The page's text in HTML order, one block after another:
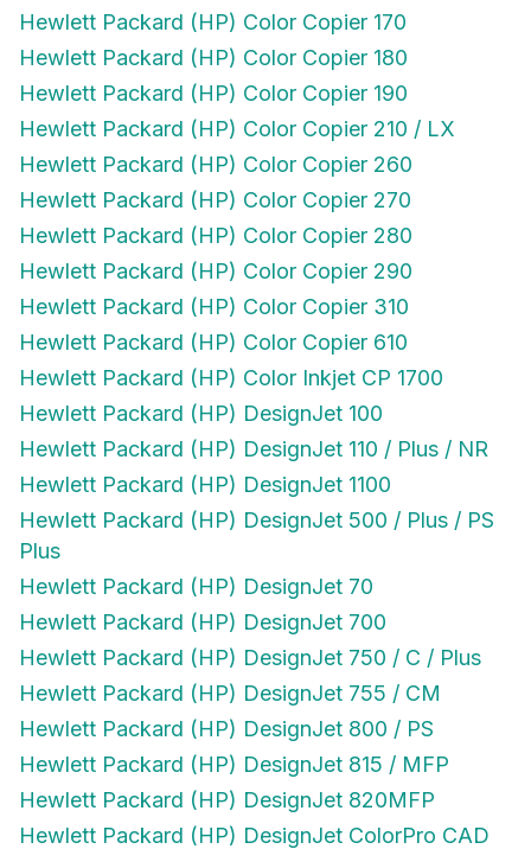
Hewlett Packard (HP) Color Copier 170
Hewlett Packard (HP) Color Copier 180
Hewlett Packard (HP) Color Copier 190
Hewlett Packard (HP) Color Copier 210 / LX
Hewlett Packard (HP) Color Copier 260
Hewlett Packard (HP) Color Copier 270
Hewlett Packard (HP) Color Copier 280
Hewlett Packard (HP) Color Copier 290
Hewlett Packard (HP) Color Copier 310
Hewlett Packard (HP) Color Copier 610
Hewlett Packard (HP) Color Inkjet CP 1700
Hewlett Packard (HP) DesignJet 100
Hewlett Packard (HP) DesignJet 110 / Plus / NR
Hewlett Packard (HP) DesignJet 1100
Hewlett Packard (HP) DesignJet 500 / Plus / PS
Plus
Hewlett Packard (HP) DesignJet 70
Hewlett Packard (HP) DesignJet 700
Hewlett Packard (HP) DesignJet 750 / C / Plus
Hewlett Packard (HP) DesignJet 755 / CM
Hewlett Packard (HP) DesignJet 800 / PS
Hewlett Packard (HP) DesignJet 815 / MFP
Hewlett Packard (HP) DesignJet 820MFP
Hewlett Packard (HP) DesignJet ColorPro CAD